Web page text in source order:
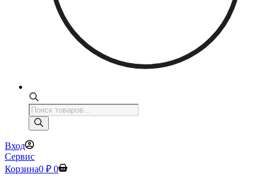
Поиск
товаров
Вход
Сервис
Корзина0 ₽ 0